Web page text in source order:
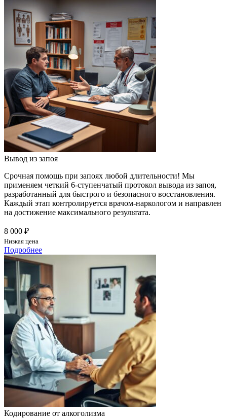
Вывод из запоя
Срочная помощь при запоях любой длительности! Мы
применяем четкий 6-ступенчатый протокол вывода из запоя,
разработанный для быстрого и безопасного восстановления.
Каждый этап контролируется врачом-наркологом и направлен
на достижение максимального результата.
8 000 ₽
Низкая цена
Подробнее
Кодирование от алкоголизма